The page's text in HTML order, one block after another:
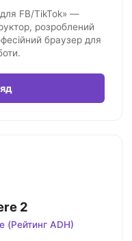
для FB/TikTok» —
розроблений
браузер для
2
(Рейтинг ADH)